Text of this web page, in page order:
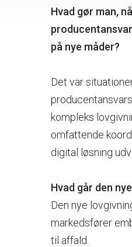
Hvad gør man,
på nye måder?
Det var
kompleks
omfattende
digital løsning
Hvad går den
Den nye
markedsfører
til affald.